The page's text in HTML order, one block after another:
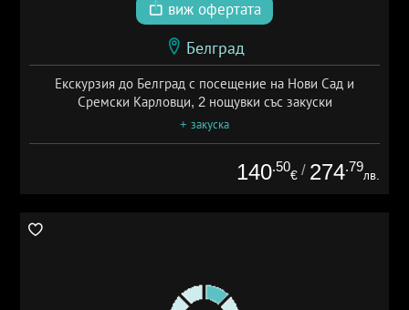
виж офертата
Белград
Екскурзия до Белград с посещение на Нови Сад и
Сремски Карловци, 2 нощувки със закуски
+ закуска
140.50
€ / 274.79
лв.